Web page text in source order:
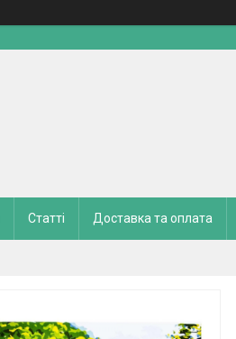
Статті Доставка та оплата